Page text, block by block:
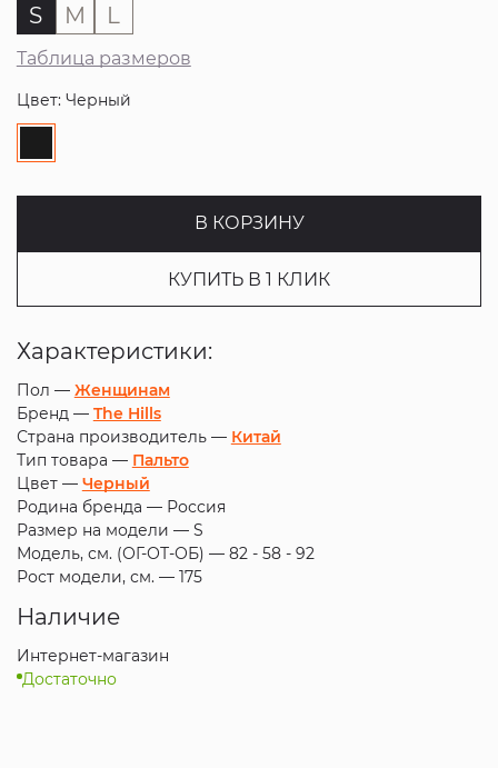
S M L
Таблица размеров
Цвет: Черный
В КОРЗИНУ
КУПИТЬ В 1 КЛИК
Характеристики:
Пол — Женщинам
Бренд — The Hills
Страна производитель — Китай
Тип товара — Пальто
Цвет — Черный
Родина бренда — Россия
Размер на модели — S
Модель, см. (ОГ-ОТ-ОБ) — 82 - 58 - 92
Рост модели, см. — 175
Наличие
Интернет-магазин
Достаточно